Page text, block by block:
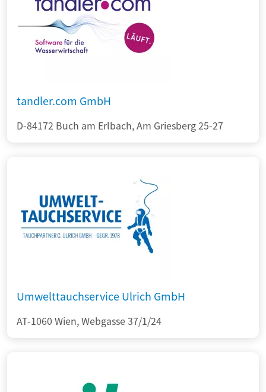
tandler.com GmbH
D-84172 Buch am Erlbach, Am Griesberg 25-27
Umwelttauchservice Ulrich GmbH
AT-1060 Wien, Webgasse 37/1/24